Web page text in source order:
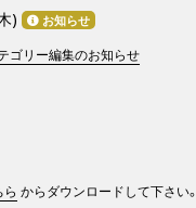
) お知らせ
ゴリー編集のお知らせ
ら からダウンロードして下さい。